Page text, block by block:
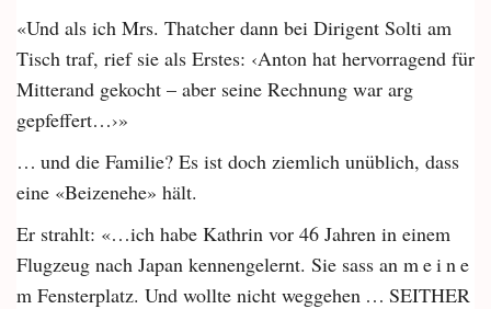
«Und als ich Mrs. Thatcher dann bei Dirigent Solti am
Tisch traf, rief sie als Erstes: ‹Anton hat hervorragend für
­Mitterand gekocht – aber seine Rechnung war arg
gepfeffert…›»
… und die Familie? Es ist doch ziemlich unüblich, dass
eine «Beizenehe» hält.
Er strahlt: «…ich habe Kathrin vor 46 Jahren in einem
Flugzeug nach Japan kennengelernt. Sie sass an m e i n e
m Fensterplatz. Und wollte nicht weggehen … SEITHER